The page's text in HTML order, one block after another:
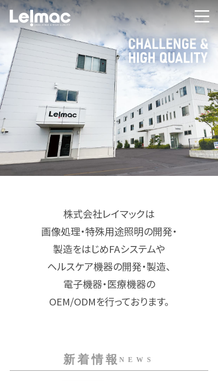
株式会社レイマックは
画像処理・特殊用途照明の開発・
製造をはじめFAシステムや
ヘルスケア機器の開発・製造、
電子機器・医療機器の
OEM/ODMを行っております。
新着情報NEWS